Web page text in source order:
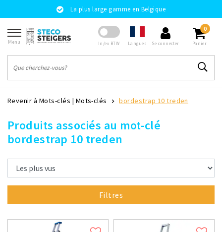
La plus large gamme en Belgique
Menu In/ex BTW Langues Se connecter
0
Panier
Revenir à Mots-clés | Mots-clés bordestrap 10 treden
Produits associés au mot-clé
bordestrap 10 treden
Filtres